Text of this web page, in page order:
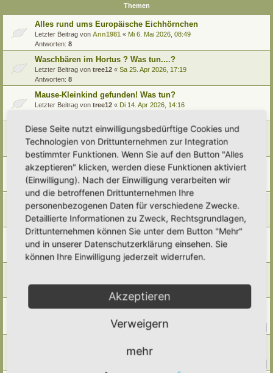
Themen
Alles rund ums Europäische Eichhörnchen
Letzter Beitrag von Ann1981 « Mi 6. Mai 2026, 08:49
Antworten: 8
Waschbären im Hortus ? Was tun....?
Letzter Beitrag von tree12 « Sa 25. Apr 2026, 17:19
Antworten: 8
Mause-Kleinkind gefunden! Was tun?
Letzter Beitrag von tree12 « Di 14. Apr 2026, 14:16
Fledermäuse
Letzter Beitrag vonAlma« So 8. Feb 2026, 13:19
Antworten:
Mauswiesel im Garten ansiedeln gegen Wühlmäuse?
Letzter Beitrag von GrizzlyimGarten«
Mi 27. Aug 2025, 23:46
Antworten:1
Was könnte das für ein Tier gewesen sein?
Letzter Beitrag vonVollblut-Hortusianer«So 22. Jun 2025, 18:57
Antworten: 4
Silvester 2024 - Helft den Wildtieren
Letzter Beitrag vonVollblut-Hortusianer«Fr 9. Mai 2025, 09:24
Antworten:7
RÄTSEL: Tier macht Sachen
«Fr 16. Aug 2024, 08:23
Diese Seite nutzt einwilligungsbedürftige Cookies und
Technologien von Drittunternehmen zur Integration
bestimmter Funktionen. Wenn Sie auf den Button "Alles
akzeptieren" klicken, werden diese Funktionen aktiviert
(Einwilligung). Nach der Einwilligung verarbeiten wir
und die betroffenen Drittunternehmen Ihre
personenbezogenen Daten für verschiedene Zwecke.
Detaillierte Informationen zu Zweck, Rechtsgrundlagen,
Drittunternehmen können Sie unter dem Button "Mehr"
und in unserer Datenschutzerklärung einsehen. Sie
können Ihre Einwilligung jederzeit widerrufen.
Akzeptieren
Verweigern
mehr